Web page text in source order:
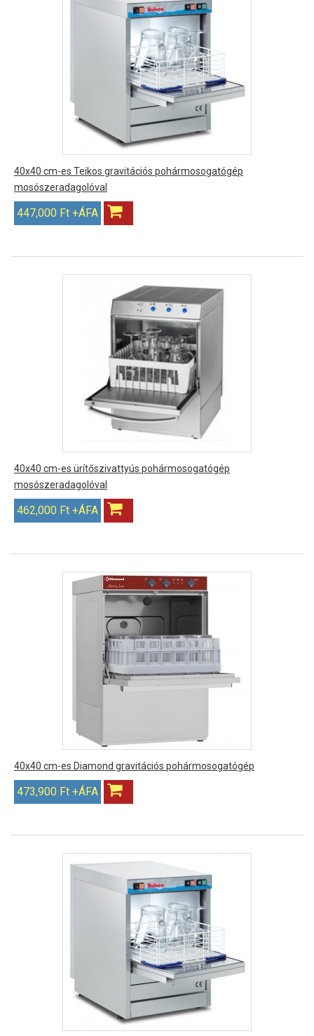
40x40 cm-es Teikos gravitációs pohármosogatógép
mosószeradagolóval
447,000 Ft +ÁFA
40x40 cm-es ürítőszivattyús pohármosogatógép
mosószeradagolóval
462,000 Ft +ÁFA
40x40 cm-es Diamond gravitációs pohármosogatógép
473,900 Ft +ÁFA